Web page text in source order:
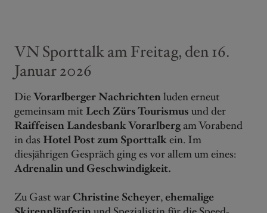
VN Sporttalk am Freitag, den 16.
Januar 2026
DieVorarlberger Nachrichtenluden erneut
gemeinsam mit Lech Zürs Tourismus und der
Raiffeisen Landesbank Vorarlbergam Vorabend
in das Hotel Post zum Sporttalkein. Im
diesjährigen Gespräch ging es vor allem um eines:
Adrenalin und Geschwindigkeit.
Zu Gast war Christine Scheyer,ehemalige